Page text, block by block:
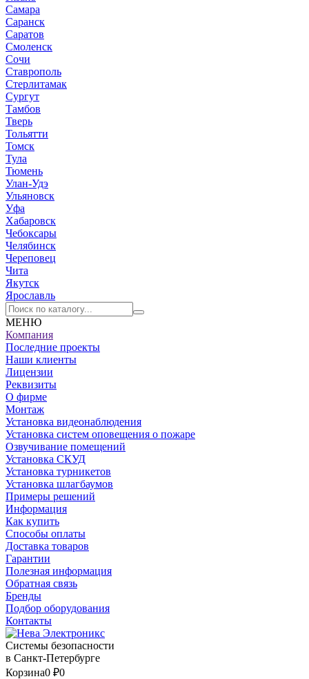
Самара
Саранск
Саратов
Смоленск
Сочи
Ставрополь
Стерлитамак
Сургут
Тамбов
Тверь
Тольятти
Томск
Тула
Тюмень
Улан-Удэ
Ульяновск
Уфа
Хабаровск
Чебоксары
Челябинск
Череповец
Чита
Якутск
Ярославль
МЕНЮ
Компания
Последние проекты
Наши клиенты
Лицензии
Реквизиты
О фирме
Монтаж
Установка видеонаблюдения
Установка систем оповещения о пожаре
Озвучивание помещений
Установка СКУД
Установка турникетов
Установка шлагбаумов
Примеры решений
Информация
Как купить
Способы оплаты
Доставка товаров
Гарантии
Полезная информация
Обратная связь
Бренды
Подбор оборудования
Контакты
Системы безопасности
в Санкт-Петербурге
Корзина0 ₽0